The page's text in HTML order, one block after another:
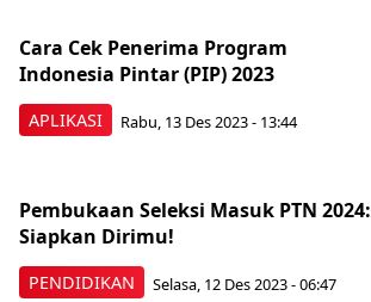
APLIKASI
Cara Cek Penerima Program
Indonesia Pintar (PIP) 2023
Rabu, 13 Des 2023 - 13:44
PENDIDIKAN
Pembukaan Seleksi Masuk PTN 2024:
Siapkan Dirimu!
Selasa, 12 Des 2023 - 06:47